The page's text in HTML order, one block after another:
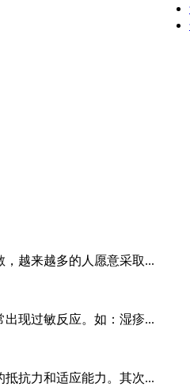
越来越多的人愿意采取...
现过敏反应。如：湿疹...
抗力和适应能力。其次...